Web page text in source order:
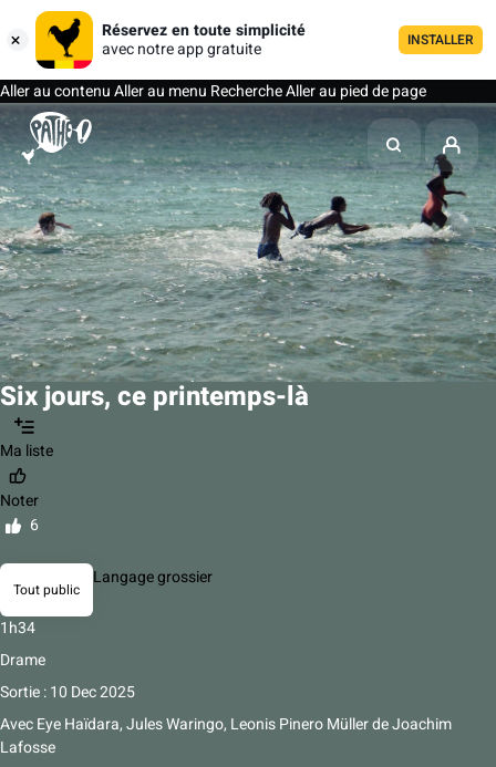
Réservez en toute simplicité
avec notre app gratuite
INSTALLER
Aller au contenuAller au menu RechercheAller au pied de page
Six jours, ce printemps-là
Ma liste
Noter
6
Tout public
Langage grossier
1h34
Drame
Sortie : 10 Dec 2025
AvecEye Haïdara, Jules Waringo, Leonis Pinero MüllerdeJoachim
Lafosse